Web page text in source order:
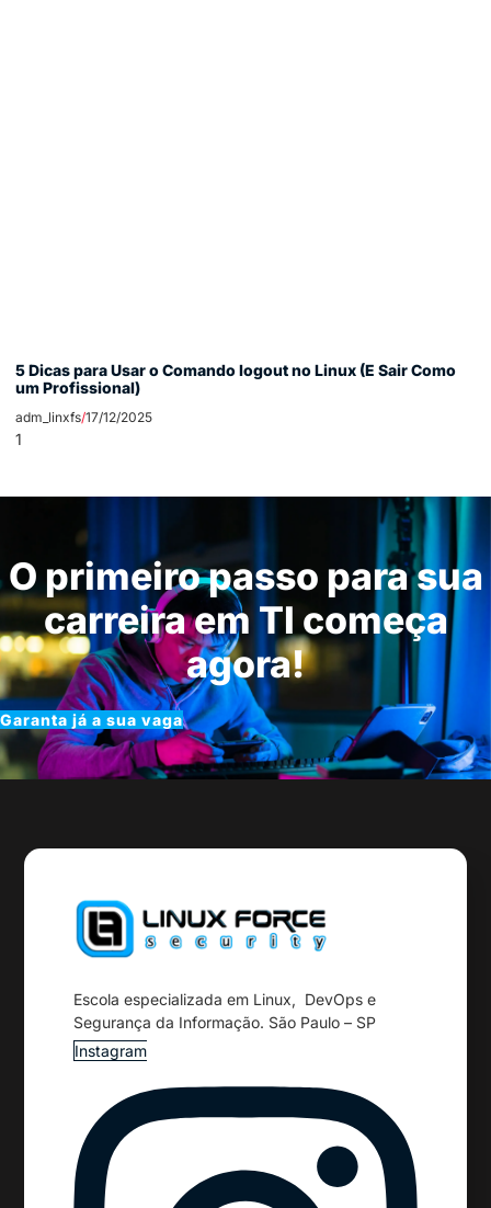
5 Dicas para Usar o Comando logout no Linux (E Sair Como
um Profissional)
adm_linxfs 17/12/2025
O primeiro passo para sua
carreira em TI começa
agora!
Garanta já a sua vaga
Escola especializada em Linux, DevOps e
Segurança da Informação. São Paulo – SP
Instagram